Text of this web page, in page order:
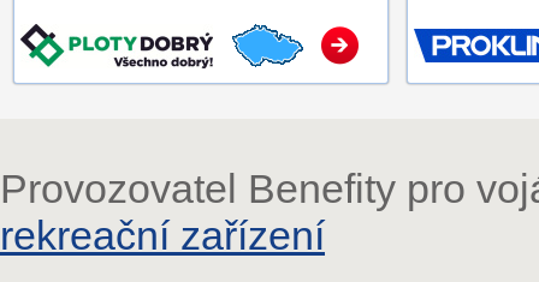
Provozovatel Benefity pro
rekreační zařízení